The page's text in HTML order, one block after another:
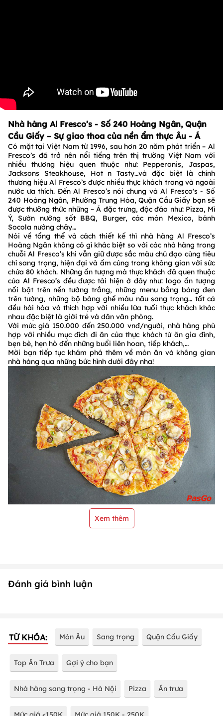
Nhà hàng Al Fresco’s - Số 240 Hoàng Ngân, Quận
Cầu Giấy – Sự giao thoa của nền ẩm thực Âu - Á
Có mặt tại Việt Nam từ 1996, sau hơn 20 năm phát triển – Al
Fresco’s đã trở nên nổi tiếng trên thị trường Việt Nam với
nhiều thương hiệu quen thuộc như: Pepperonis, Jaspas,
Jacksons Steakhouse, Hot n Tasty…và đặc biệt là chính
thương hiệu Al Fresco’s được nhiều thực khách trong và ngoài
nước ưa thích. Đến Al Fresco’s nói chung và Al Fresco's - Số
240 Hoàng Ngân, Phường Trung Hòa, Quận Cầu Giấy bạn sẽ
được thưởng thức những – Á đặc trưng, độc đáo như: Pizza, Mì
Ý, Sườn nướng sốt BBQ, Burger, các món Mexico, bánh
Socola nướng chảy…
Nói về tổng thể và cách thiết kế thì nhà hàng Al Fresco’s
Hoàng Ngân không có gì khác biệt so với các nhà hàng trong
chuỗi Al Fresco’s khi vẫn giữ được sắc màu chủ đạo cùng tiêu
chí sang trọng, hiện đại và ấm cúng trong không gian với sức
chứa 80 khách. Những ấn tượng mà thực khách đã quen thuộc
của Al Fresco’s đều được tái hiện ở đây như: logo ấn tượng
nổi bật trên nền tường trắng, những menu bằng bảng đen
trên tường, những bộ bàng ghế màu nâu sang trọng… tất cả
đều hài hòa và thích hợp với nhiều lứa tuổi thực khách khác
nhau đặc biệt là giới trẻ và dân văn phòng.
Với mức giá 150.000 đến 250.000 vnđ/người, nhà hàng phù
hợp với nhiều mục đích đi ăn của thực khách từ ăn gia đình,
bẹn bè, hẹn hò đến những buổi liên hoan, tiếp khách,…
Mời bạn tiếp tục khám phá thêm về món ăn và không gian
nhà hàng qua những bức hình dưới đây nha!
Xem thêm
Đánh giá bình luận
TỪ KHÓA: Món Âu Sang trọng Quận Cầu Giấy
Top Ăn Trưa Gợi ý cho bạn
Nhà hàng sang trọng - Hà Nội Pizza Ăn trưa